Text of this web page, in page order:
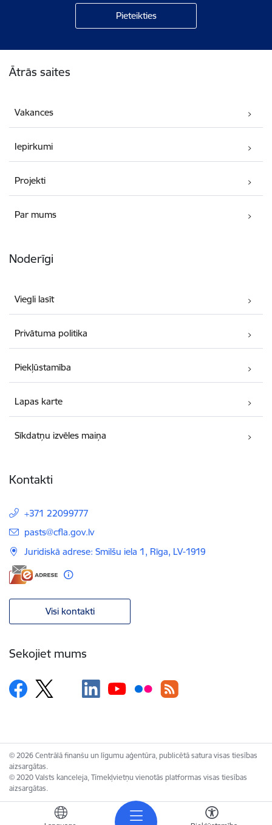
Ātrās saites
Vakances
Iepirkumi
Projekti
Par mums
Noderīgi
Viegli lasīt
Privātuma politika
Piekļūstamība
Lapas karte
Sīkdatņu izvēles maiņa
Kontakti
+371 22099777
E-pasts:
pasts@cfla.gov.lv
Juridiskā adrese: Smilšu iela 1, Rīga, LV-1919
Visi kontakti
Sekojiet mums
© 2026 Centrālā finanšu un līgumu aģentūra, publicētā satura visas tiesības
aizsargātas.
© 2020 Valsts kanceleja, Tīmekļvietņu vienotās platformas visas tiesības
aizsargātas.